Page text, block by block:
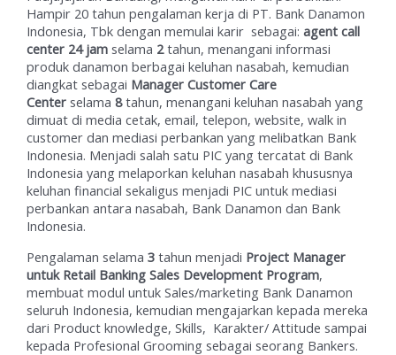
Hampir 20 tahun pengalaman kerja di PT. Bank Danamon
Indonesia, Tbk dengan memulai karir sebagai:agent call
center 24 jam selama 2tahun, menangani informasi
produk danamon berbagai keluhan nasabah, kemudian
diangkat sebagai Manager Customer Care
Center selama8tahun, menangani keluhan nasabah yang
dimuat di media cetak, email, telepon, website, walk in
customer dan mediasi perbankan yang melibatkan Bank
Indonesia. Menjadi salah satu PIC yang tercatat di Bank
Indonesia yang melaporkan keluhan nasabah khususnya
keluhan financial sekaligus menjadi PIC untuk mediasi
perbankan antara nasabah, Bank Danamon dan Bank
Indonesia.
Pengalaman selama3 tahun menjadi Project Manager
untuk Retail Banking Sales Development Program,
membuat modul untuk Sales/marketing Bank Danamon
seluruh Indonesia, kemudian mengajarkan kepada mereka
dari Product knowledge, Skills, Karakter/ Attitude sampai
kepada Profesional Grooming sebagai seorang Bankers.